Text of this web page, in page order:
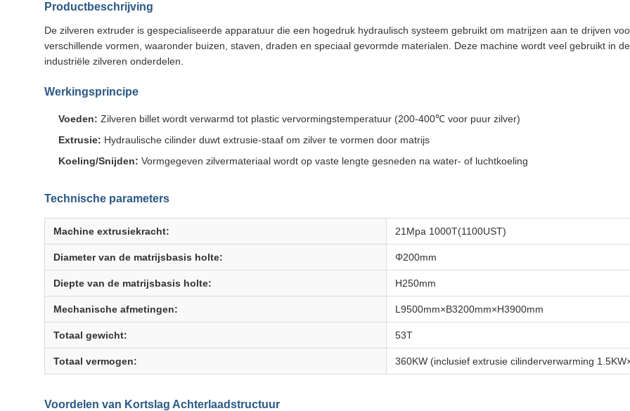
Productbeschrijving
De zilveren extruder is gespecialiseerde apparatuur die een hogedruk hydraulisch systeem gebruikt om matrijzen aan te drijven
verschillende vormen, waaronder buizen, staven, draden en speciaal gevormde materialen. Deze machine wordt veel gebruikt in
industriële zilveren onderdelen.
Werkingsprincipe
Voeden: Zilveren billet wordt verwarmd tot plastic vervormingstemperatuur (200-400℃ voor puur zilver)
Extrusie: Hydraulische cilinder duwt extrusie-staaf om zilver te vormen door matrijs
Koeling/Snijden: Vormgegeven zilvermateriaal wordt op vaste lengte gesneden na water- of luchtkoeling
Technische parameters
Machine extrusiekracht: 21Mpa 1000T(1100UST)
Diameter van de matrijsbasis holte: Φ200mm
Diepte van de matrijsbasis holte: H250mm
Mechanische afmetingen: L9500mm×B3200mm×H3900mm
Totaal gewicht: 53T
Totaal vermogen: 360KW (inclusief extrusie cilinderverwarming
Voordelen van Kortslag Achterlaadstructuur